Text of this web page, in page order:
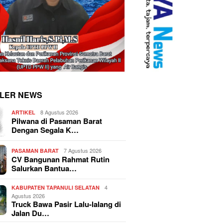
NEWS
ARTIKEL 8 Agustus 2026
Pilwana di Pasaman Barat
Dengan Segala K…
PASAMAN BARAT 7 Agustus 2026
CV Bangunan Rahmat Rutin
Salurkan Bantua…
KABUPATEN TAPANULI SELATAN
4
Agustus 2026
Truck Bawa Pasir Lalu-lalang di
Jalan Du…